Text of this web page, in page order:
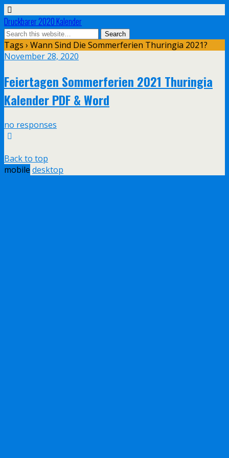
Druckbarer 2020 Kalender
Tags › Wann Sind Die Sommerferien Thuringia 2021?
November 28, 2020
Feiertagen Sommerferien 2021 Thuringia
Kalender PDF & Word
no responses
Back to top
mobile desktop